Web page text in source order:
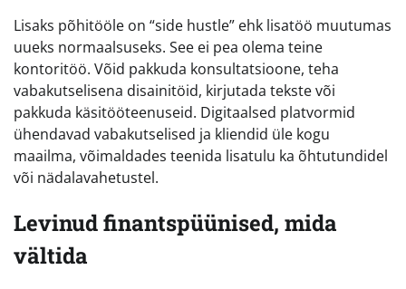
Lisaks põhitööle on “side hustle” ehk lisatöö muutumas
uueks normaalsuseks. See ei pea olema teine
kontoritöö. Võid pakkuda konsultatsioone, teha
vabakutselisena disainitöid, kirjutada tekste või
pakkuda käsitööteenuseid. Digitaalsed platvormid
ühendavad vabakutselised ja kliendid üle kogu
maailma, võimaldades teenida lisatulu ka õhtutundidel
või nädalavahetustel.
Levinud finantspüünised, mida
vältida